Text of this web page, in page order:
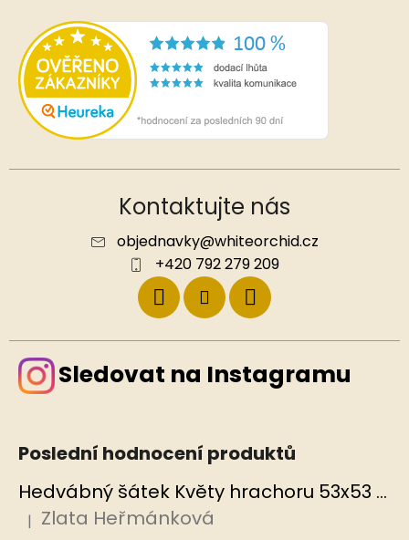
Kontaktujte nás
objednavky@whiteorchid.cz
+420 792 279 209
Sledovat na Instagramu
Poslední hodnocení produktů
Hedvábný šátek Květy hrachoru 53x53 cm v dárkovém balení, HEDVÁBNÝ SVĚT
Hodnocení produktu je 5 z 5 hvězdiček.
| Zlata Heřmánková